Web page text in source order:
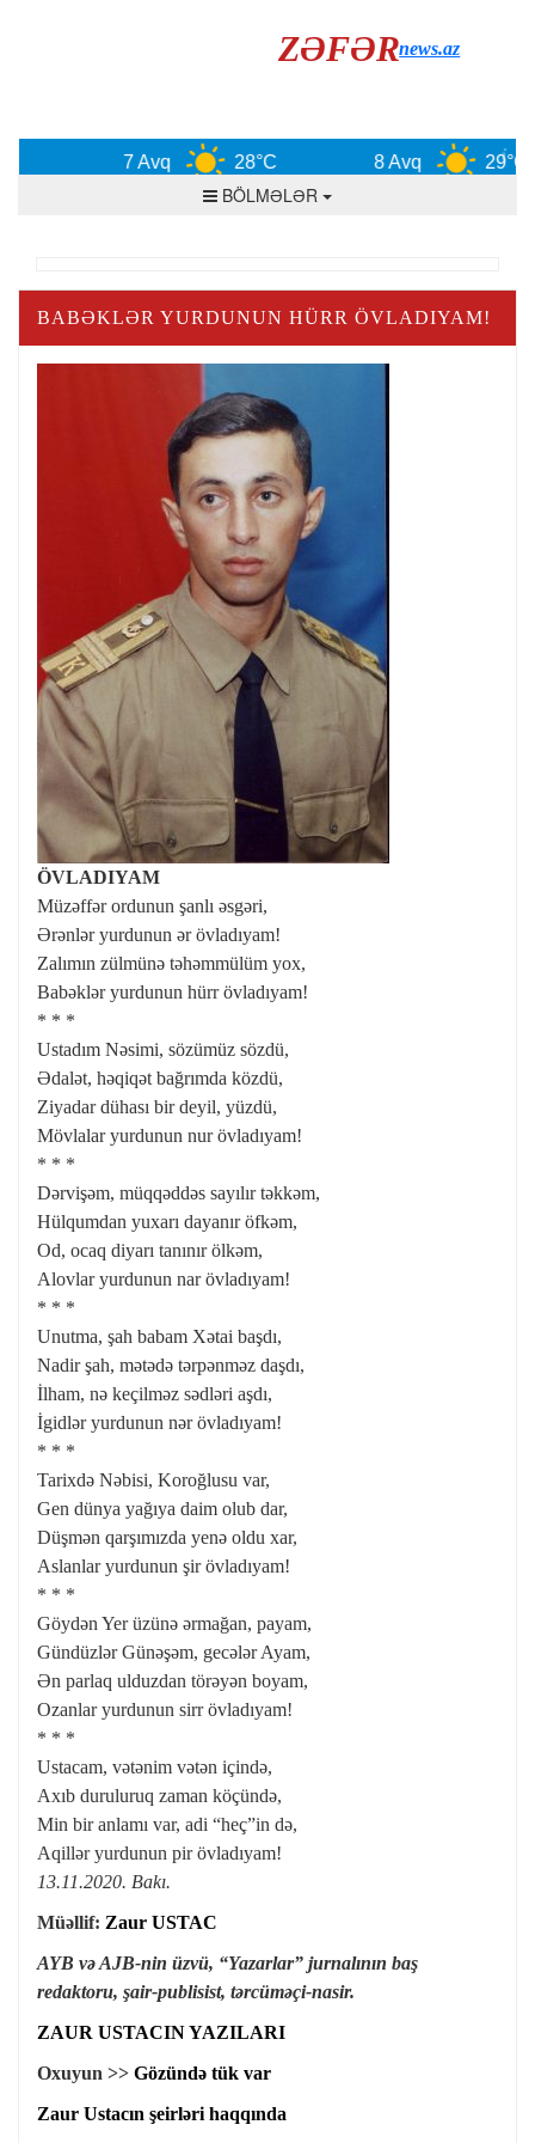
ZƏFƏRnews.az
7 Avq 28°C 8 Avq 29°C
BÖLMƏLƏR
BABƏKLƏR YURDUNUN HÜRR ÖVLADIYAM!
ÖVLADIYAM
Müzəffər ordunun şanlı əsgəri,
Ərənlər yurdunun ər övladıyam!
Zalımın zülmünə təhəmmülüm yox,
Babəklər yurdunun hürr övladıyam!
* * *
Ustadım Nəsimi, sözümüz sözdü,
Ədalət, həqiqət bağrımda közdü,
Ziyadar dühası bir deyil, yüzdü,
Mövlalar yurdunun nur övladıyam!
* * *
Dərvişəm, müqqəddəs sayılır təkkəm,
Hülqumdan yuxarı dayanır öfkəm,
Od, ocaq diyarı tanınır ölkəm,
Alovlar yurdunun nar övladıyam!
* * *
Unutma, şah babam Xətai başdı,
Nadir şah, mətədə tərpənməz daşdı,
İlham, nə keçilməz sədləri aşdı,
İgidlər yurdunun nər övladıyam!
* * *
Tarixdə Nəbisi, Koroğlusu var,
Gen dünya yağıya daim olub dar,
Düşmən qarşımızda yenə oldu xar,
Aslanlar yurdunun şir övladıyam!
* * *
Göydən Yer üzünə ərmağan, payam,
Gündüzlər Günəşəm, gecələr Ayam,
Ən parlaq ulduzdan törəyən boyam,
Ozanlar yurdunun sirr övladıyam!
* * *
Ustacam, vətənim vətən içində,
Axıb duruluruq zaman köçündə,
Min bir anlamı var, adi “heç”in də,
Aqillər yurdunun pir övladıyam!
13.11.2020. Bakı.
Müəllif: Zaur USTAC
AYB və AJB-nin üzvü, “Yazarlar” jurnalının baş
redaktoru, şair-publisist, tərcüməçi-nasir.
ZAUR USTACIN YAZILARI
Oxuyun >> Gözündə tük var
Zaur Ustacın şeirləri haqqında